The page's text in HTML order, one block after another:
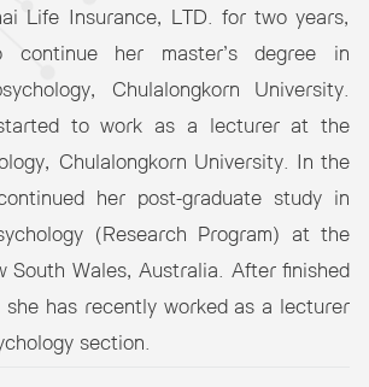
Life Insurance, LTD. for two years,
continue her master’s degree in
Chulalongkorn University.
to work as a lecturer at the
Chulalongkorn University. In the
her post-graduate study in
(Research Program) at the
South Wales, Australia. After finished
she has recently worked as a lecturer
section.